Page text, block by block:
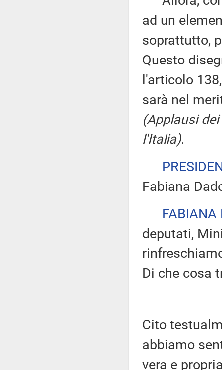
ad un
soprattutto,
Questo
l'articolo
sarà nel
(Applausi
l'Italia).
Fabiana
FABIANA
deputati,
Di che cosa
Cito
abbiamo
vera e